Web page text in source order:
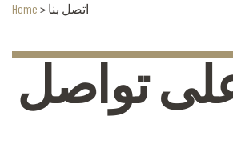
Home > اتصل بنا
تواصل